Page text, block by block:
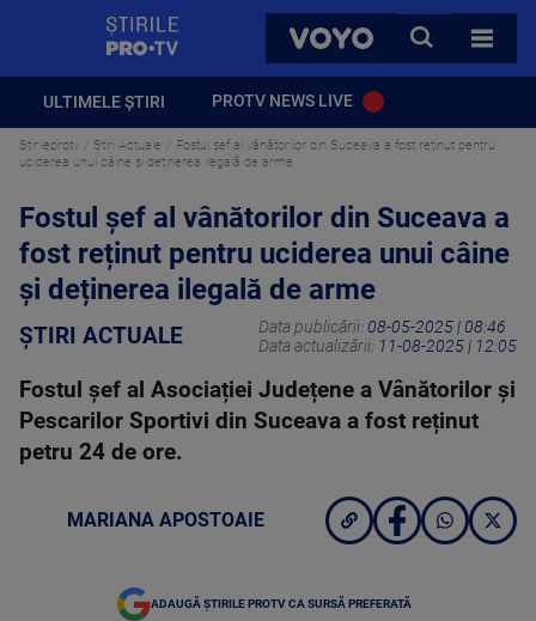
VOYO
CAUTA
TOATE
ULTIMELE ȘTIRI PROTV NEWS LIVE
Stirileprotv Știri Actuale
Fostul șef al vânătorilor din Suceava a fost reținut pentru
uciderea unui câine și deținerea ilegală de arme
Fostul șef al vânătorilor din Suceava a
fost reținut pentru uciderea unui câine
și deținerea ilegală de arme
ȘTIRI ACTUALE Data publicării: 08-05-2025 | 08:46
Data actualizării: 11-08-2025 | 12:05
Fostul șef al Asociației Județene a Vânătorilor și
Pescarilor Sportivi din Suceava a fost reținut
petru 24 de ore.
MARIANA APOSTOAIE
ADAUGĂ ȘTIRILE PROTV CA SURSĂ PREFERATĂ